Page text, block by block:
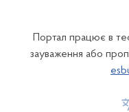
Портал працює в
зауваження або